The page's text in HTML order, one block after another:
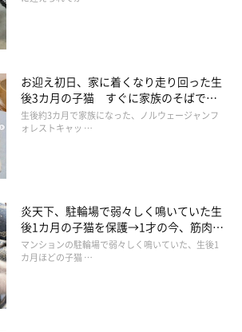
お迎え初日、家に着くなり走り回った生
後3カ月の子猫 すぐに家族のそばで落
ち着く姿に「迎えてよかった」
生後約3カ月で家族になった、ノルウェージャンフ
ォレストキャッ …
炎天下、駐輪場で弱々しく鳴いていた生
後1カ月の子猫を保護→1才の今、筋肉質
でツンデレなコに成長
マンションの駐輪場で弱々しく鳴いていた、生後1
カ月ほどの子猫 …